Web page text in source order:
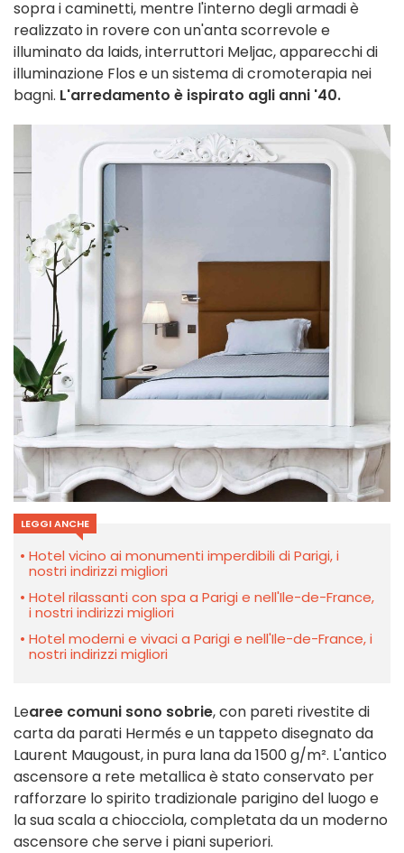
sopra i caminetti, mentre l'interno degli armadi è
realizzato in rovere con un'anta scorrevole e
illuminato da laids, interruttori Meljac, apparecchi di
illuminazione Flos e un sistema di cromoterapia nei
bagni. L'arredamento è ispirato agli anni '40.
LEGGI ANCHE
Hotel vicino ai monumenti imperdibili di Parigi, i
nostri indirizzi migliori
Hotel rilassanti con spa a Parigi e nell'Ile-de-France,
i nostri indirizzi migliori
Hotel moderni e vivaci a Parigi e nell'Ile-de-France, i
nostri indirizzi migliori
Learee comuni sono sobrie, con pareti rivestite di
carta da parati Hermés e un tappeto disegnato da
Laurent Maugoust, in pura lana da 1500 g/m². L'antico
ascensore a rete metallica è stato conservato per
rafforzare lo spirito tradizionale parigino del luogo e
la sua scala a chiocciola, completata da un moderno
ascensore che serve i piani superiori.